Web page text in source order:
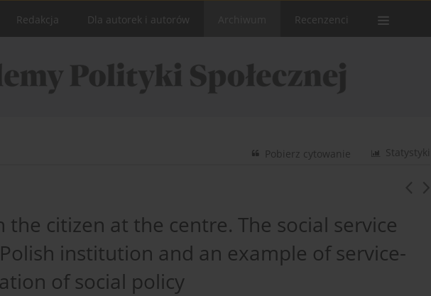
Redakcja Dla autorek i autorów Recenzenci
Statystyki
Pobierz cytowanie
the citizen at the centre. The social service
institution and an example of service-
of social policy